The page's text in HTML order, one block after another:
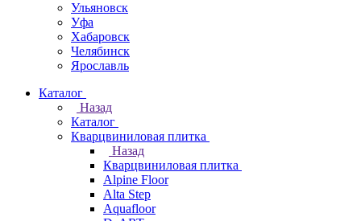
Ульяновск
Уфа
Хабаровск
Челябинск
Ярославль
Каталог
Назад
Каталог
Кварцвиниловая плитка
Назад
Кварцвиниловая плитка
Alpine Floor
Alta Step
Aquafloor